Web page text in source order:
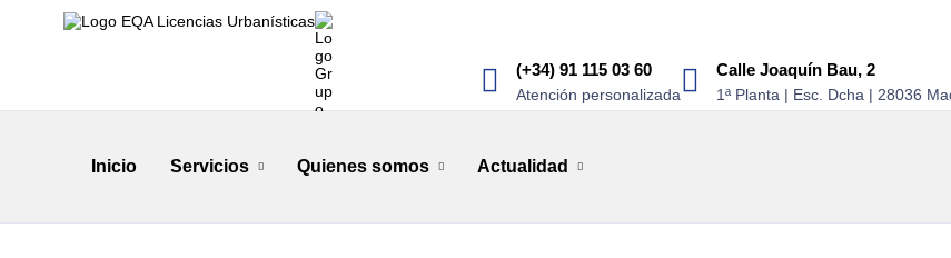
(+34) 91 115 03 60
Atención personalizada
Calle Joaquín Bau, 2
1ª Planta | Esc. Dcha | 28036
Inicio Servicios Quienes somos Actualidad